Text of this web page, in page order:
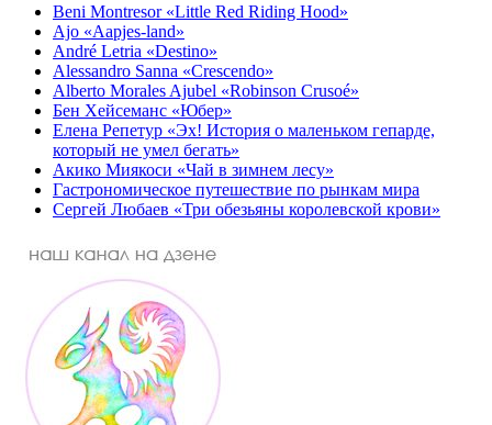
Beni Montresor «Little Red Riding Hood»
Ajo «Aapjes-land»
André Letria «Destino»
Alessandro Sanna «Crescendo»
Alberto Morales Ajubel «Robinson Crusoé»
Бен Хейсеманс «Юбер»
Елена Репетур «Эх! История о маленьком гепарде,
который не умел бегать»
Акико Миякоси «Чай в зимнем лесу»
Гастрономическое путешествие по рынкам мира
Сергей Любаев «Три обезьяны королевской крови»